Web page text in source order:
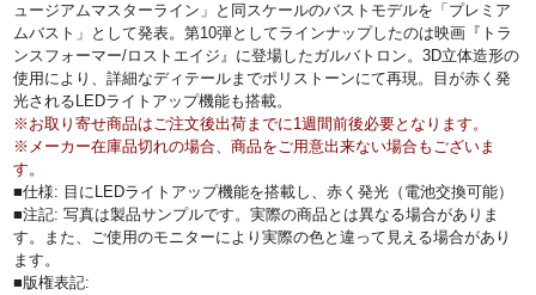
ュージアムマスターライン」と同スケールのバストモデルを「プレミア
ムバスト」として発表。第10弾としてラインナップしたのは映画『トラ
ンスフォーマー/ロストエイジ』に登場したガルバトロン。3D立体造形の
使用により、詳細なディテールまでポリストーンにて再現。目が赤く発
光されるLEDライトアップ機能も搭載。
※お取り寄せ商品はご注文後出荷までに1週間前後必要となります。
※メーカー在庫品切れの場合、商品をご用意出来ない場合もございま
す。
■仕様: 目にLEDライトアップ機能を搭載し、赤く発光（電池交換可能）
■注記: 写真は製品サンプルです。実際の商品とは異なる場合がありま
す。また、ご使用のモニターにより実際の色と違って見える場合があり
ます。
■版権表記: